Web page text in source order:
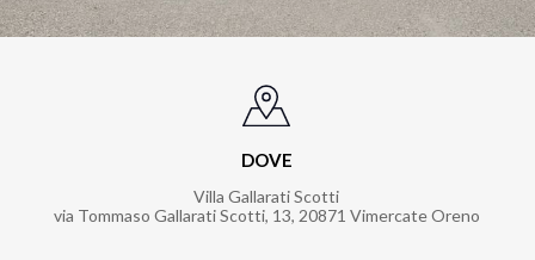
DOVE
Villa Gallarati Scotti
via Tommaso Gallarati Scotti, 13, 20871 Vimercate Oreno